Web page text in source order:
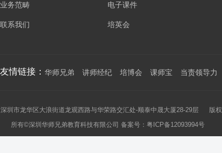
业务范畴
联系我们
电子课件
培英会
友情链接： 华师兄弟 讲师经纪 培博会 课师宝 当责领导力
深圳市龙华区大浪街道龙观西路与华荣路交汇处-顺泰中晟大厦28-29层 版权
所有©深圳华师兄弟教育科技有限公司 备案号： 粤ICP备12093994号